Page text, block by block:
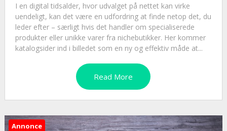
I en digital tidsalder, hvor udvalget på nettet kan virke
uendeligt, kan det være en udfordring at finde netop det, du
leder efter – særligt hvis det handler om specialiserede
produkter eller unikke varer fra nichebutikker. Her kommer
katalogsider ind i billedet som en ny og effektiv måde at...
Read More
Annonce